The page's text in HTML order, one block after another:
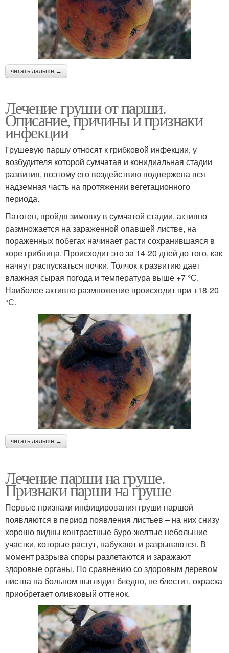
читать дальше →
Лечение груши от парши.
Описание, причины и признаки
инфекции
Грушевую паршу относят к грибковой инфекции, у
возбудителя которой сумчатая и конидиальная стадии
развития, поэтому его воздействию подвержена вся
надземная часть на протяжении вегетационного
периода.
Патоген, пройдя зимовку в сумчатой стадии, активно
размножается на зараженной опавшей листве, на
пораженных побегах начинает расти сохранившаяся в
коре грибница. Происходит это за 14-20 дней до того, как
начнут распускаться почки. Толчок к развитию дает
влажная сырая погода и температура выше +7 °С.
Наиболее активно размножение происходит при +18-20
°С.
читать дальше →
Лечение парши на груше.
Признаки парши на груше
Первые признаки инфицирования груши паршой
появляются в период появления листьев – на них снизу
хорошо видны контрастные буро-желтые небольшие
участки, которые растут, набухают и разрываются. В
момент разрыва споры разлетаются и заражают
здоровые органы. По сравнению со здоровым деревом
листва на больном выглядит бледно, не блестит, окраска
приобретает оливковый оттенок.